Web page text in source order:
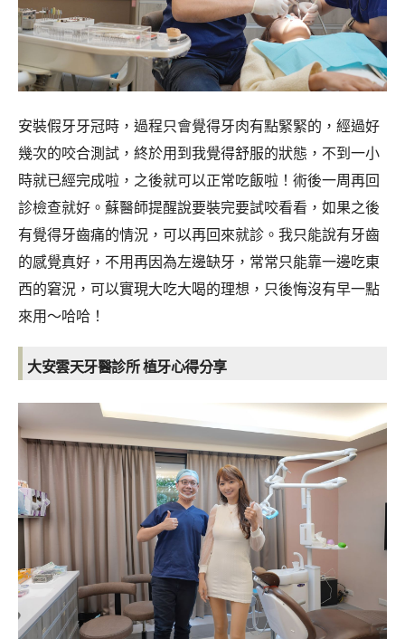
安裝假牙牙冠時，過程只會覺得牙肉有點緊緊的，經過好
幾次的咬合測試，終於用到我覺得舒服的狀態，不到一小
時就已經完成啦，之後就可以正常吃飯啦！術後一周再回
診檢查就好。蘇醫師提醒說要裝完要試咬看看，如果之後
有覺得牙齒痛的情況，可以再回來就診。我只能說有牙齒
的感覺真好，不用再因為左邊缺牙，常常只能靠一邊吃東
西的窘況，可以實現大吃大喝的理想，只後悔沒有早一點
來用～哈哈！
大安雲天牙醫診所 植牙心得分享